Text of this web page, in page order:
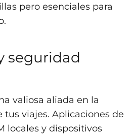
pero esenciales para
seguridad
valiosa aliada en la
viajes. Aplicaciones de
locales y dispositivos